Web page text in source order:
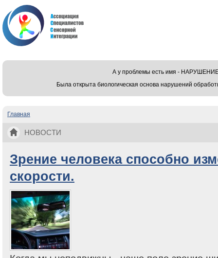
А у проблемы есть имя -
Была открыта биологическая основа нарушений
Вы здесь
Главная
НОВОСТИ
Зрение человека способно
скорости.